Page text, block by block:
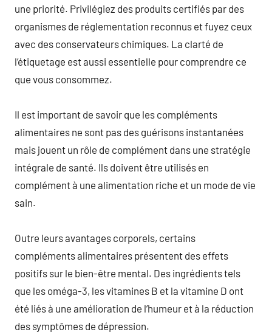
une priorité. Privilégiez des produits certifiés par des
organismes de réglementation reconnus et fuyez ceux
avec des conservateurs chimiques. La clarté de
l’étiquetage est aussi essentielle pour comprendre ce
que vous consommez.
Il est important de savoir que les compléments
alimentaires ne sont pas des guérisons instantanées
mais jouent un rôle de complément dans une stratégie
intégrale de santé. Ils doivent être utilisés en
complément à une alimentation riche et un mode de vie
sain.
Outre leurs avantages corporels, certains
compléments alimentaires présentent des effets
positifs sur le bien-être mental. Des ingrédients tels
que les oméga-3, les vitamines B et la vitamine D ont
été liés à une amélioration de l’humeur et à la réduction
des symptômes de dépression.